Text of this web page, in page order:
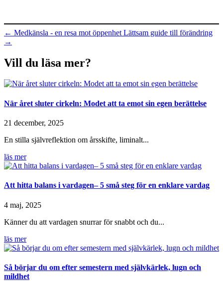
← Medkänsla - en resa mot öppenhet Lättsam guide till förändring
→
Vill du läsa mer?
När året sluter cirkeln: Modet att ta emot sin egen berättelse
21 december, 2025
En stilla självreflektion om årsskifte, liminalt...
läs mer
Att hitta balans i vardagen– 5 små steg för en enklare vardag
4 maj, 2025
Känner du att vardagen snurrar för snabbt och du...
läs mer
Så börjar du om efter semestern med självkärlek, lugn och
mildhet